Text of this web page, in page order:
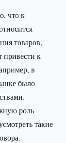
что к
товаров,
привести к
в
было
роль
такие